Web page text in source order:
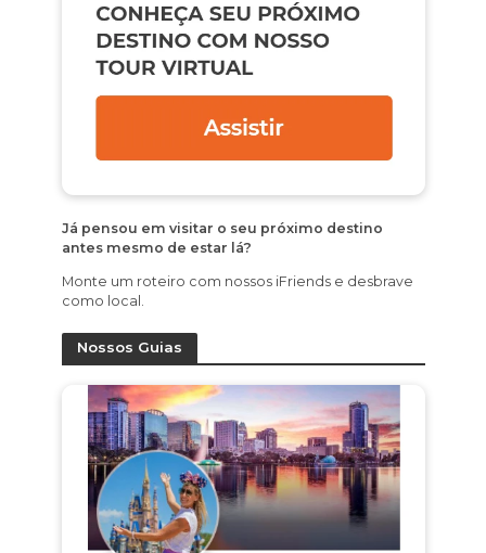
Já pensou em visitar o seu próximo destino
antes mesmo de estar lá?
Monte um roteiro com nossos iFriends e desbrave
como local.
Nossos Guias